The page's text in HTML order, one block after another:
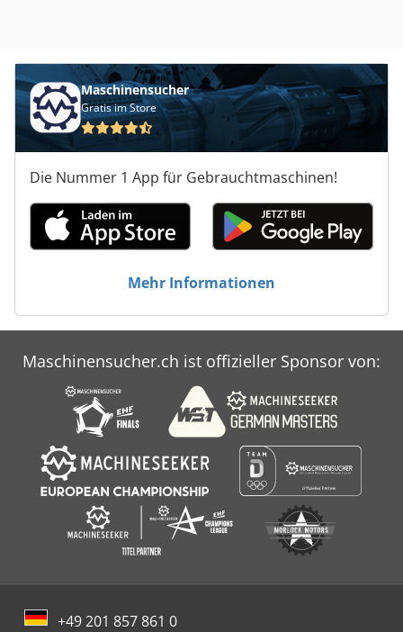
Maschinensucher
Gratis im Store
Die Nummer 1 App für Gebrauchtmaschinen!
Mehr Informationen
Maschinensucher.ch ist offizieller Sponsor von:
+49 201 857 861 0